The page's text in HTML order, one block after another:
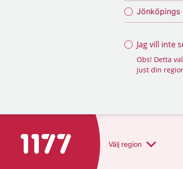
Jönköpings
Jag vill inte
Obs! Detta
just din
Till startsidan för 1177 Välj region